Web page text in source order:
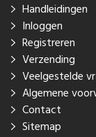
Handleidingen
Inloggen
Registreren
Verzending
Veelgestelde
Algemene
Contact
Sitemap